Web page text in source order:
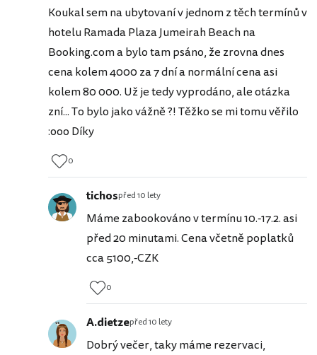
Koukal sem na ubytovaní v jednom z těch termínů v
hotelu Ramada Plaza Jumeirah Beach na
Booking.com a bylo tam psáno, že zrovna dnes
cena kolem 4000 za 7 dní a normální cena asi
kolem 80 000. Už je tedy vyprodáno, ale otázka
zní... To bylo jako vážně ?! Těžko se mi tomu věřilo
:ooo Díky
0
tichospřed 10 lety
Máme zabookováno v termínu 10.-17.2. asi
před 20 minutami. Cena včetně poplatků
cca 5100,-CZK
0
A.dietzepřed 10 lety
Dobrý večer, taky máme rezervaci,